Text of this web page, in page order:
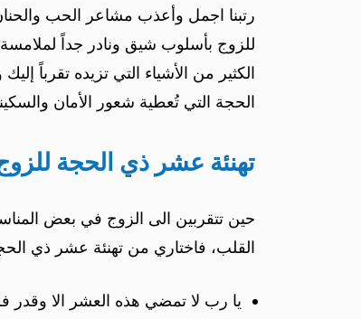
رتبنا اجمل وأعذب مشاعر الحب
للزوج بأسلوب شيق ونادر جداً
الكثير من الأشياء التي تزيده
الحجة التي تُعطية شعور الأمان
تهنئة عشر ذي الحجة
حين تتقربين الى الزوج في بعض
القلب، فاختاري من تهنئة عشر ذي
يا رب لا تمضي هذه العشر الا وقدر